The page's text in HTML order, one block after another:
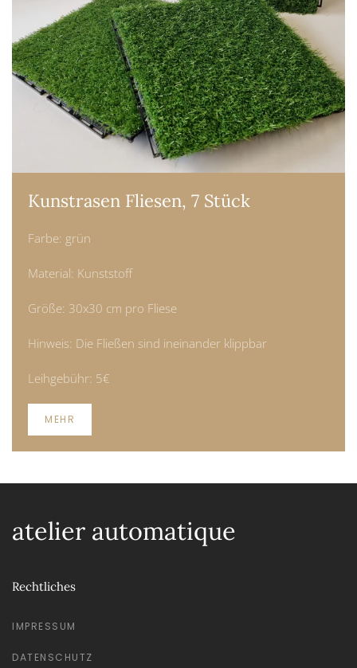
Kunstrasen Fliesen, 7 Stück
Farbe: grün
Material: Kunststoff
Größe: 30x30 cm pro Fliese
Hinweis: Die Fließen sind ineinander klippbar
Leihgebühr: 5€
MEHR
atelier automatique
Rechtliches
IMPRESSUM
DATENSCHUTZ